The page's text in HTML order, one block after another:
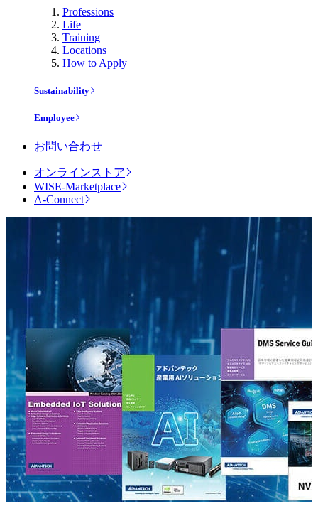
Professions
Life
Training
Locations
How to Apply
Sustainability
Employee
お問い合わせ
オンラインストア
WISE-Marketplace
A-Connect